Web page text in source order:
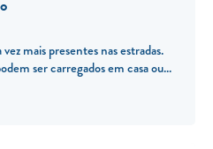
mais presentes nas estradas.
ser carregados em casa ou...